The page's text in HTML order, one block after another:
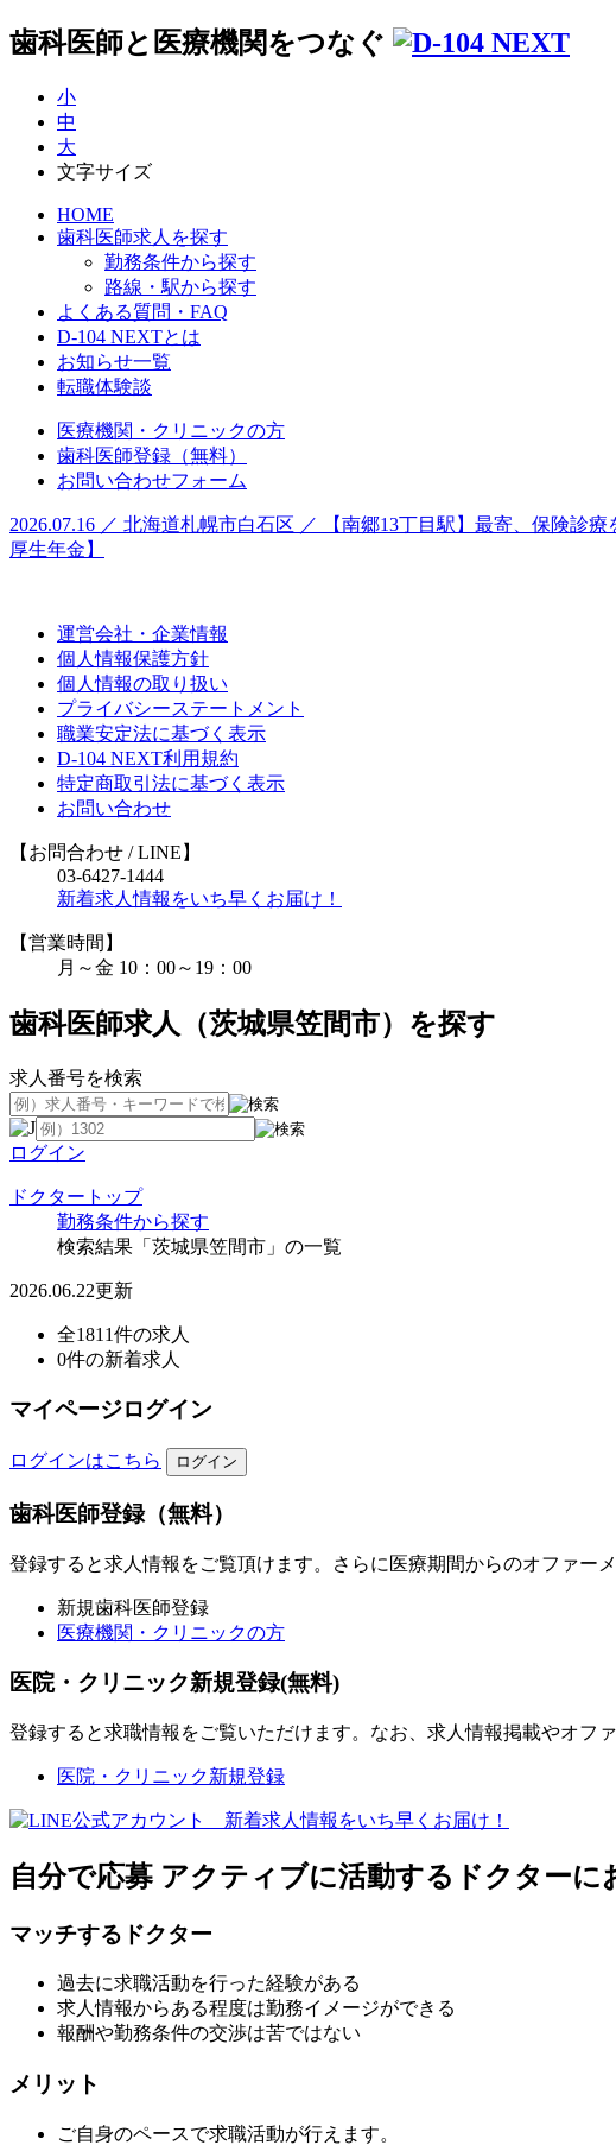
歯科医師と医療機関をつなぐ
小
中
大
文字サイズ
HOME
歯科医師求人を探す
勤務条件から探す
路線・駅から探す
よくある質問・FAQ
D-104 NEXTとは
お知らせ一覧
転職体験談
医療機関・クリニックの方
歯科医師登録（無料）
お問い合わせフォーム
2026.07.16 ／ 北海道札幌市白石区 ／ 【南郷13丁目駅】最寄、保険診
厚生年金】
運営会社・企業情報
個人情報保護方針
個人情報の取り扱い
プライバシーステートメント
職業安定法に基づく表示
D-104 NEXT利用規約
特定商取引法に基づく表示
お問い合わせ
【お問合わせ / LINE 】
03-6427-1444
新着求人情報をいち早くお届け！
【営業時間】
月～金 10：00～19：00
歯科医師求人（茨城県笠間市）を探す
求人番号を検索
ログイン
ドクタートップ
勤務条件から探す
検索結果「茨城県笠間市」の一覧
2026.06.22更新
全1811件の求人
0件の新着求人
マイページログイン
ログインはこちら
歯科医師登録（無料）
登録すると求人情報をご覧頂けます。さらに医療期間からのオファー
新規歯科医師登録
医療機関・クリニックの方
医院・クリニック新規登録(無料)
登録すると求職情報をご覧いただけます。なお、求人情報掲載やオフ
医院・クリニック新規登録
自分で応募 アクティブに活動するドクターに
マッチするドクター
過去に求職活動を行った経験がある
求人情報からある程度は勤務イメージができる
報酬や勤務条件の交渉は苦ではない
メリット
ご自身のペースで求職活動が行えます。